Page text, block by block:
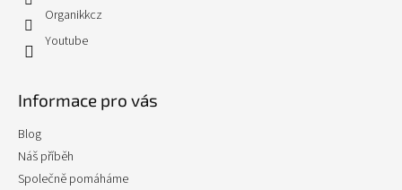
Organikkcz
Youtube
Informace pro vás
Blog
Náš příběh
Společně pomáháme